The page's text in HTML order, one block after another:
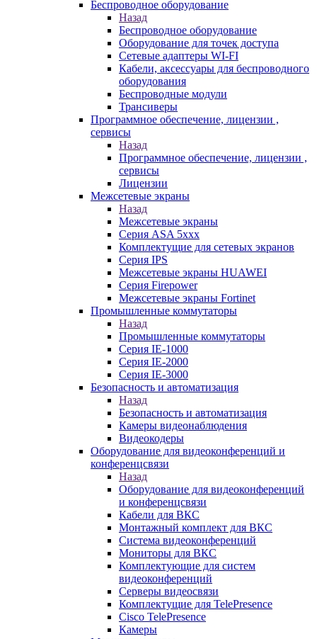
Беспроводное оборудование
Назад
Беспроводное оборудование
Оборудование для точек доступа
Сетевые адаптеры WI-FI
Кабели, аксессуары для беспроводного
оборудования
Беспроводные модули
Трансиверы
Программное обеспечение, лицензии ,
сервисы
Назад
Программное обеспечение, лицензии ,
сервисы
Лицензии
Межсетевые экраны
Назад
Межсетевые экраны
Серия ASA 5xxx
Комплектущие для сетевых экранов
Серия IPS
Межсетевые экраны HUAWEI
Серия Firepower
Межсетевые экраны Fortinet
Промышленные коммутаторы
Назад
Промышленные коммутаторы
Серия IE-1000
Серия IE-2000
Серия IE-3000
Безопасность и автоматизация
Назад
Безопасность и автоматизация
Камеры видеонаблюдения
Видеокодеры
Оборудование для видеоконференций и
конференцсвязи
Назад
Оборудование для видеоконференций
и конференцсвязи
Кабели для ВКС
Монтажный комплект для ВКС
Система видеоконференций
Мониторы для ВКС
Комплектующие для систем
видеоконференций
Серверы видеосвязи
Комплектущие для TelePresence
Cisco TelePresence
Камеры